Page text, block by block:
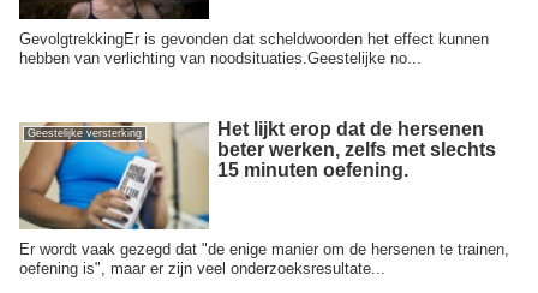
GevolgtrekkingEr is gevonden dat scheldwoorden het effect kunnen
hebben van verlichting van noodsituaties.Geestelijke no...
Geestelijke versterking
Het lijkt erop dat de hersenen
beter werken, zelfs met slechts
15 minuten oefening.
Er wordt vaak gezegd dat "de enige manier om de hersenen te trainen,
oefening is", maar er zijn veel onderzoeksresultate...